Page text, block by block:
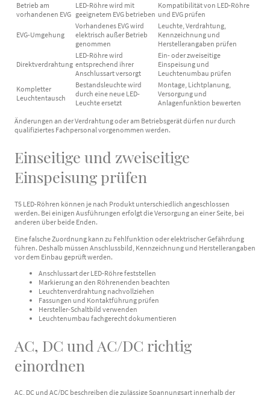
Betrieb am
vorhandenen EVG
LED-Röhre wird mit
geeignetem EVG betrieben
Kompatibilität von LED-Röhre
und EVG prüfen
EVG-Umgehung
Vorhandenes EVG wird
elektrisch außer Betrieb
genommen
Leuchte, Verdrahtung,
Kennzeichnung und
Herstellerangaben prüfen
Direktverdrahtung
LED-Röhre wird
entsprechend ihrer
Anschlussart versorgt
Ein- oder zweiseitige
Einspeisung und
Leuchtenumbau prüfen
Kompletter
Leuchtentausch
Bestandsleuchte wird
durch eine neue LED-
Leuchte ersetzt
Montage, Lichtplanung,
Versorgung und
Anlagenfunktion bewerten
Änderungen an der Verdrahtung oder am Betriebsgerät dürfen nur durch
qualifiziertes Fachpersonal vorgenommen werden.
Einseitige und zweiseitige
Einspeisung prüfen
T5 LED-Röhren können je nach Produkt unterschiedlich angeschlossen
werden. Bei einigen Ausführungen erfolgt die Versorgung an einer Seite, bei
anderen über beide Enden.
Eine falsche Zuordnung kann zu Fehlfunktion oder elektrischer Gefährdung
führen. Deshalb müssen Anschlussbild, Kennzeichnung und Herstellerangaben
vor dem Einbau geprüft werden.
Anschlussart der LED-Röhre feststellen
Markierung an den Röhrenenden beachten
Leuchtenverdrahtung nachvollziehen
Fassungen und Kontaktführung prüfen
Hersteller-Schaltbild verwenden
Leuchtenumbau fachgerecht dokumentieren
AC, DC und AC/DC richtig
einordnen
AC, DC und AC/DC beschreiben die zulässige Spannungsart innerhalb der